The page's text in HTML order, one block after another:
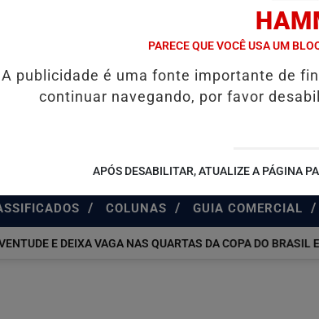
/ COLUNAS / GUIA COMERCIAL /
E DEIXA VAGA NAS QUARTAS DA COPA DO BRASIL EM
PARECE QUE VOCÊ USA UM
A publicidade é uma fonte importante de
continuar navegando, por favor
APÓS DESABILITAR, ATUALIZE A PÁGINA